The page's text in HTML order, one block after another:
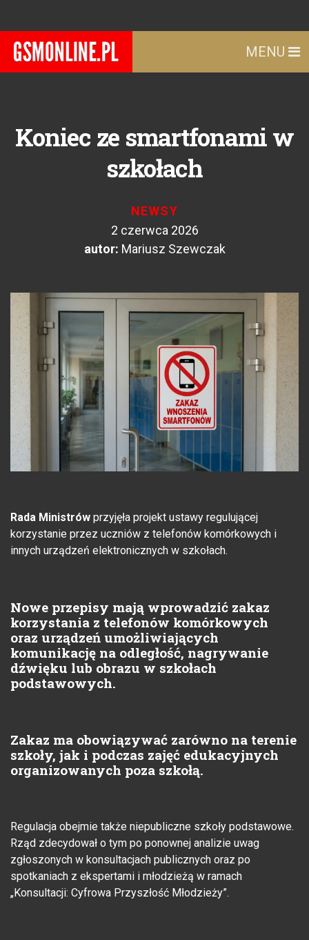
MENU
Koniec ze smartfonami w
szkołach
NEWSY
2 czerwca 2026
autor: Mariusz Szewczak
Rada Ministrów przyjęła projekt ustawy regulującej
korzystanie przez uczniów z telefonów komórkowych i
innych urządzeń elektronicznych w szkołach.
Nowe przepisy mają wprowadzić zakaz
korzystania z telefonów komórkowych
oraz urządzeń umożliwiających
komunikację na odległość, nagrywanie
dźwięku lub obrazu w szkołach
podstawowych.
Zakaz ma obowiązywać zarówno na terenie
szkoły, jak i podczas zajęć edukacyjnych
organizowanych poza szkołą.
Regulacja obejmie także niepubliczne szkoły podstawowe.
Rząd zdecydował o tym po ponownej analizie uwag
zgłoszonych w konsultacjach publicznych oraz po
spotkaniach z ekspertami i młodzieżą w ramach
„Konsultacji: Cyfrowa Przyszłość Młodzieży”.